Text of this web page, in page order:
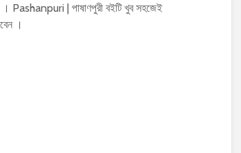
Pashanpuri | পাষাণপুরী বইটি খুব সহজেই
।